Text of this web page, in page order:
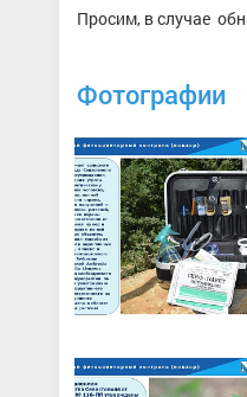
Просим, в случае
Фотографии